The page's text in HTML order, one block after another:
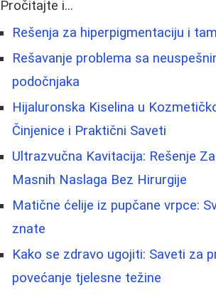
Pročitajte i...
Rešenja za hiperpigmentaciju i
Rešavanje problema sa
podočnjaka
Hijaluronska Kiselina u
Činjenice i Praktični Saveti
Ultrazvučna Kavitacija: Rešenje
Masnih Naslaga Bez Hirurgije
Matične ćelije iz pupčane vrpce:
znate
Kako se zdravo ugojiti: Saveti za
povećanje tjelesne težine